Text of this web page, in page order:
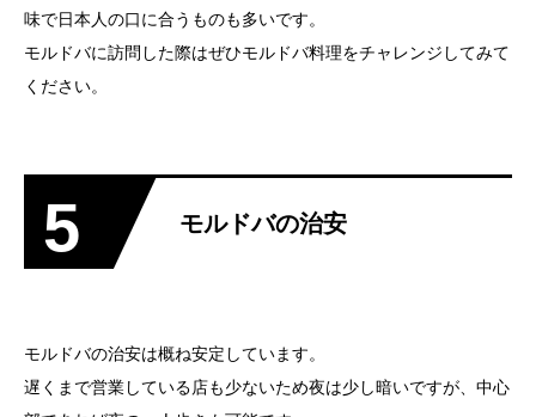
味で日本人の口に合うものも多いです。
モルドバに訪問した際はぜひモルドバ料理をチャレンジしてみて
ください。
5 モルドバの治安
モルドバの治安は概ね安定しています。
遅くまで営業している店も少ないため夜は少し暗いですが、中心